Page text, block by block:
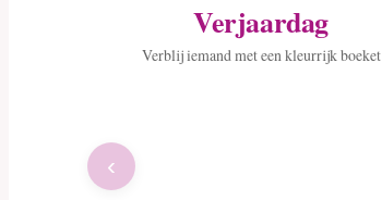
Verjaardag
Verblij iemand met een kleurrijk boeket
‹